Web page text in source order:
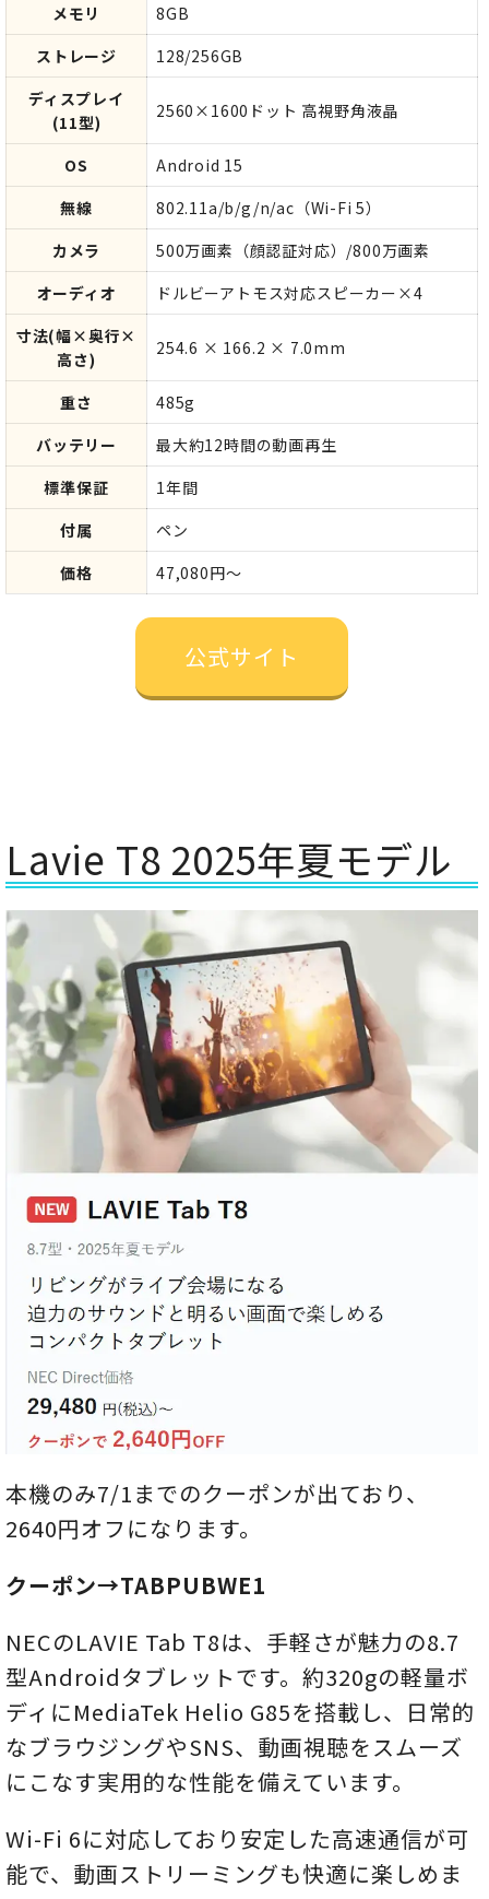
メモリ
8GB
ストレージ
128/256GB
ディスプレイ
(11型)
2560×1600ドット 高視野角液晶
OS
Android 15
無線
802.11a/b/g/n/ac（Wi-Fi 5）
カメラ
500万画素（顔認証対応）/800万画素
オーディオ
ドルビーアトモス対応スピーカー×4
寸法(幅×奥行×
高さ)
254.6 × 166.2 × 7.0mm
重さ
485g
バッテリー
最大約12時間の動画再生
標準保証
1年間
付属
ペン
価格
47,080円～
公式サイト
Lavie T8 2025年夏モデル
本機のみ7/1までのクーポンが出ており、
2640円オフになります。
クーポン→TABPUBWE1
NECのLAVIE Tab T8は、手軽さが魅力の8.7
型Androidタブレットです。約320gの軽量ボ
ディにMediaTek Helio G85を搭載し、日常的
なブラウジングやSNS、動画視聴をスムーズ
にこなす実用的な性能を備えています。
Wi-Fi 6に対応しており安定した高速通信が可
能で、動画ストリーミングも快適に楽しめま